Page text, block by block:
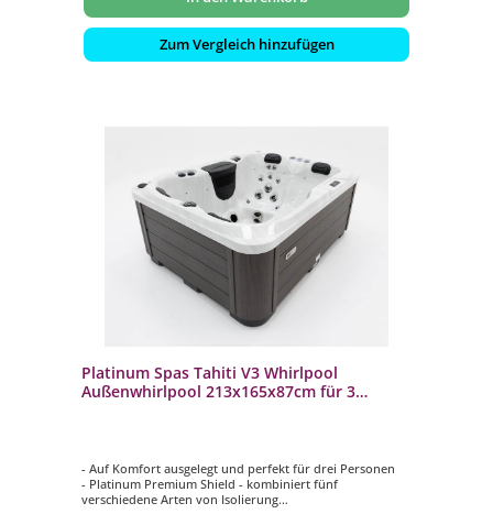
Zum Vergleich hinzufügen
Platinum Spas Tahiti V3 Whirlpool
Außenwhirlpool 213x165x87cm für 3
- Auf Komfort ausgelegt und perfekt für drei Personen
- Platinum Premium Shield - kombiniert fünf
verschiedene Arten von Isolierung